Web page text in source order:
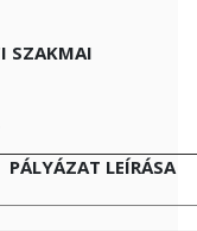
SZAKMAI
PÁLYÁZAT LEÍRÁSA